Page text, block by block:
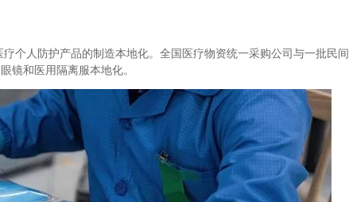
人防护产品的制造本地化。全国医疗物资统一采购公司与一批民间
镜和医用隔离服本地化。